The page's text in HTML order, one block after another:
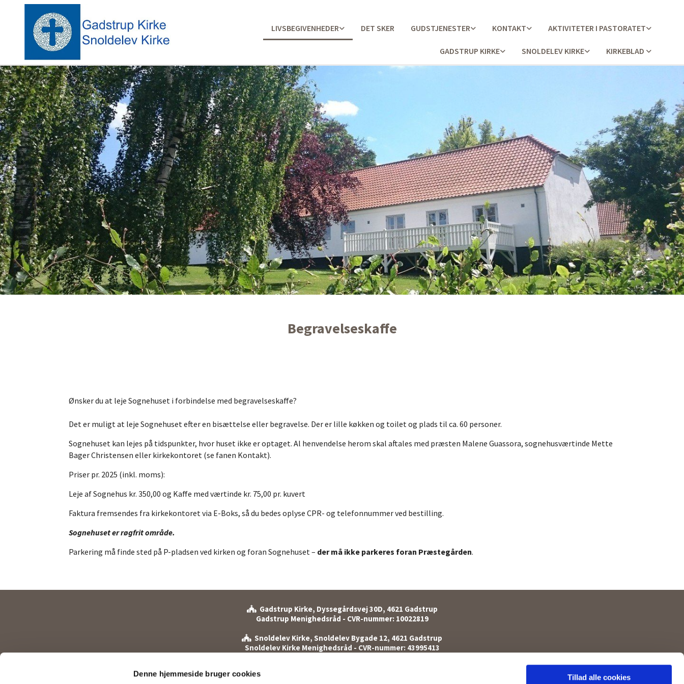
Denne hjemmeside bruger cookies Tillad alle cookies
LIVSBEGIVENHEDER DET SKER GUDSTJENESTER KONTAKT AKTIVITETER I PASTORATET
GADSTRUP KIRKE SNOLDELEV KIRKE KIRKEBLAD
Begravelseskaffe
Ønsker du at leje Sognehuset i forbindelse med begravelseskaffe?
Det er muligt at leje Sognehuset efter en bisættelse eller begravelse. Der er lille køkken og toilet og plads til ca. 60 personer.
Sognehuset kan lejes på tidspunkter, hvor huset ikke er optaget. Al henvendelse herom skal aftales med præsten Malene Guassora, sognehusværtinde Mette
Bager Christensen eller kirkekontoret (se fanen Kontakt).
Priser pr. 2025 (inkl. moms):
Leje af Sognehus kr. 350,00 og Kaffe med værtinde kr. 75,00 pr. kuvert
Faktura fremsendes fra kirkekontoret via E-Boks, så du bedes oplyse CPR- og telefonnummer ved bestilling.
Sognehuset er røgfrit område.
Parkering må finde sted på P-pladsen ved kirken og foran Sognehuset – der må ikke parkeres foran Præstegården.
Gadstrup Kirke, Dyssegårdsvej 30D, 4621 Gadstrup
Gadstrup Menighedsråd - CVR-nummer: 10022819
 Snoldelev Kirke, Snoldelev Bygade 12, 4621 Gadstrup
Snoldelev Kirke Menighedsråd - CVR-nummer: 43995413